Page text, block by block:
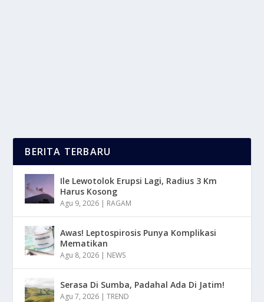
BERITA TERBARU
Ile Lewotolok Erupsi Lagi, Radius 3 Km
Harus Kosong
Agu 9, 2026 | RAGAM
Awas! Leptospirosis Punya Komplikasi
Mematikan
Agu 8, 2026 | NEWS
Serasa Di Sumba, Padahal Ada Di Jatim!
Agu 7, 2026 |TREND